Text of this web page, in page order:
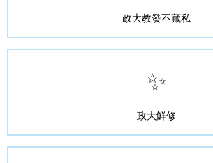
政大教發不藏私
✨
政大鮮修